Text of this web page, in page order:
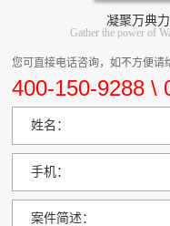
凝聚万典
Gather the power of
您可直接电话咨询，如不方便
400-150-9288 \
姓名：
手机：
案件简述：